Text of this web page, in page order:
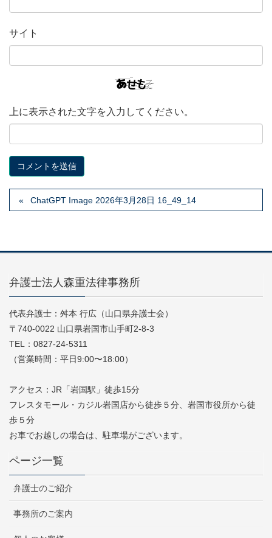
サイト
上に表示された文字を入力してください。
ChatGPT Image 2026年3月28日 16_49_14
弁護士法人森重法律事務所
代表弁護士：舛本 行広（山口県弁護士会）
〒740-0022 山口県岩国市山手町2-8-3
TEL：0827-24-5311
（営業時間：平日9:00〜18:00）
アクセス：JR「岩国駅」徒歩15分
フレスタモール・カジル岩国店から徒歩５分、岩国市役所から徒
歩５分
お車でお越しの場合は、駐車場がございます。
ページ一覧
弁護士のご紹介
事務所のご案内